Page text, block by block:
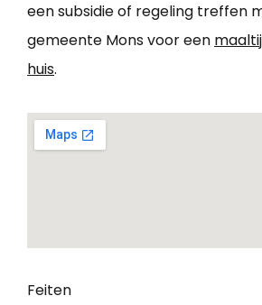
een subsidie of regeling treffen
gemeente Mons voor een
huis.
Feiten